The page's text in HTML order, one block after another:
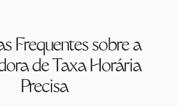
Frequentes sobre a
de Taxa Horária
Precisa